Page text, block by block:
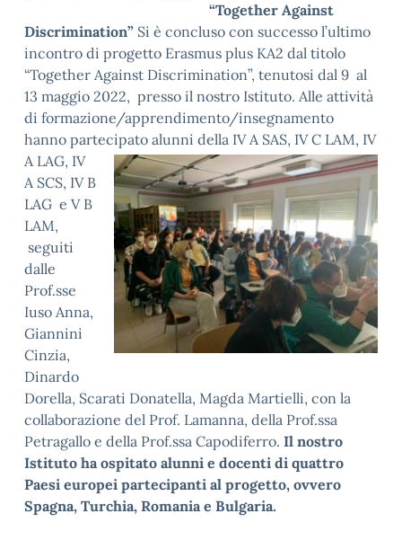
“Together Against
Discrimination” Si è concluso con successo l’ultimo
incontro di progetto Erasmus plus KA2 dal titolo
“Together Against Discrimination”, tenutosi dal 9 al
13 maggio 2022, presso il nostro Istituto. Alle attività
di formazione/apprendimento/insegnamento
hanno partecipato alunni della IV A SAS, IV C LAM, IV
A LAG, IV
A SCS, IV B
LAG e V B
LAM,
seguiti
dalle
Prof.sse
Iuso Anna,
Giannini
Cinzia,
Dinardo
Dorella, Scarati Donatella, Magda Martielli, con la
collaborazione del Prof. Lamanna, della Prof.ssa
Petragallo e della Prof.ssa Capodiferro. Il nostro
Istituto ha ospitato alunni e docenti di quattro
Paesi europei partecipanti al progetto, ovvero
Spagna, Turchia, Romania e Bulgaria.